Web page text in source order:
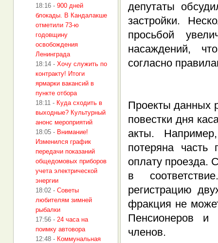
депутаты
застройки.
просьбой
насаждений,
согласно
Проекты данных
повестки дня
акты.
потеряна часть
оплату проезда.
в
регистрацию
фракция не
Пенсионеров и
членов.
18:16 - 900 дней
блокады. В Кандалакше
отметили 73-ю
годовщину
освобождения
Ленинграда
18:14 - Хочу служить по
контракту! Итоги
ярмарки вакансий в
пункте отбора
18:11 - Куда сходить в
выходные? Культурный
анонс мероприятий
18:05 - Внимание!
Изменился график
передачи показаний
общедомовых приборов
учета электрической
энергии
18:02 - Советы
любителям зимней
рыбалки
17:56 - 24 часа на
поимку автовора
12:48 - Коммунальная